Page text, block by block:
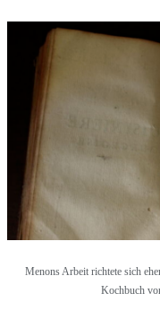
Menons Arbeit richtete sich
Kochbuch